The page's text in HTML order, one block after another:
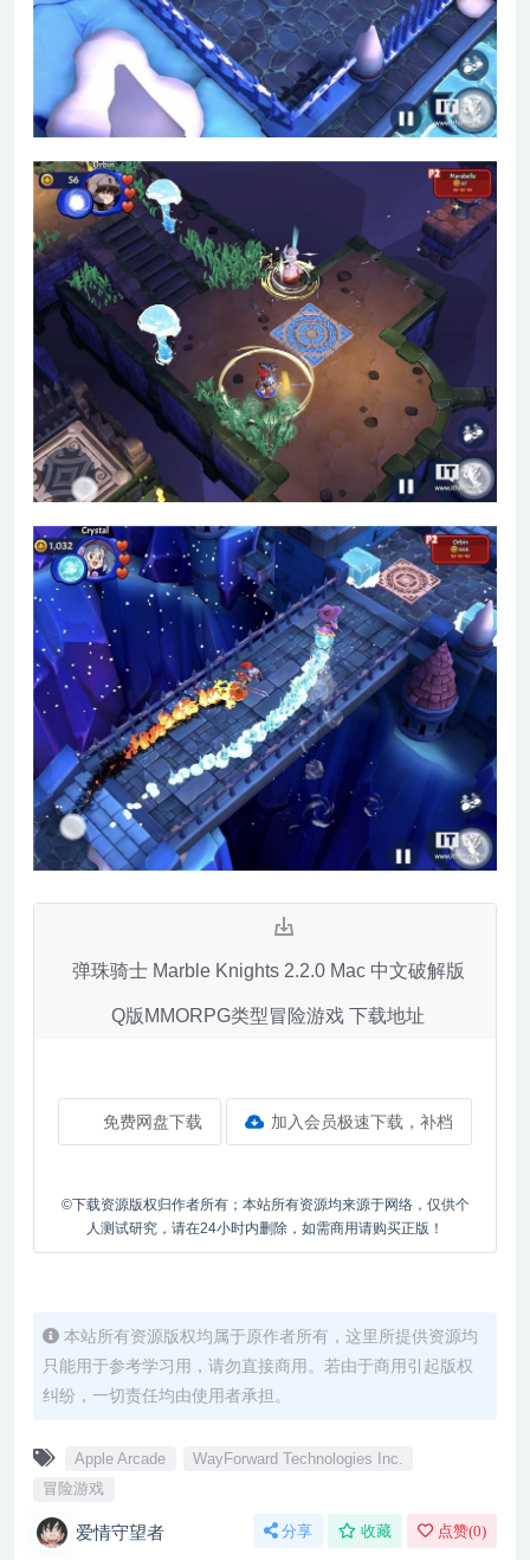
弹珠骑士 Marble Knights 2.2.0 Mac 中文破解版
Q版MMORPG类型冒险游戏 下载地址
免费网盘下载 加入会员极速下载，补档
©下载资源版权归作者所有；本站所有资源均来源于网络，仅供个
人测试研究，请在24小时内删除，如需商用请购买正版！
本站所有资源版权均属于原作者所有，这里所提供资源均
只能用于参考学习用，请勿直接商用。若由于商用引起版权
纠纷，一切责任均由使用者承担。
Apple Arcade
WayForward Technologies Inc.
冒险游戏
爱情守望者 分享 收藏 点赞(0)